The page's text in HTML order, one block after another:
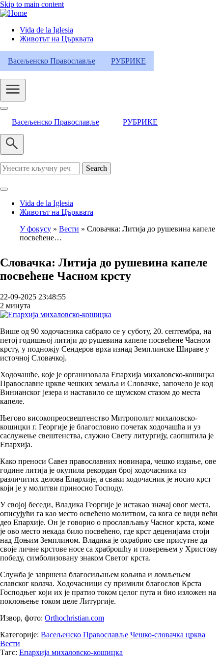
Skip to main content
Header
Category
Menu
Vida de la Iglesia
Животът на Църквата
Васељенско Православље РУБРИКЕ
Васељенско Православље РУБРИКЕ
Search
Vida de la Iglesia
Животът на Църквата
Breadcrumb
У фокусу Вести
Словачка: Литија до рушевина капеле
посвећене…
Словачка: Литија до рушевина капеле
посвећене Часном крсту
22-09-2025 23:48:55
2 минута
Више од 90 ходочасника сабрало се у суботу, 20. септембра, на
петој годишњој литији до рушевина капеле посвећене Часном
крсту, у подножју Сендеров врха изнад Земплинске Шираве у
источној Словачкој.
Ходочашће, које је организовала Епархија михаловско-кошицка
Православне цркве чешких земaља и Словачке, започело је код
Винианског језера и наставило се шумском стазом до места
капеле.
Његово високопреосвештенство Митрополит михаловско-
кошицки г. Георгије је благословио почетак ходочашћа и уз
саслужење свештенства, служио Свету литургију, саопштила је
Епархија.
Како преноси Савез православних новинара, чешко издање, ове
године литија је окупила рекордан број ходочасника из
различитих делова Епархије, а сваки ходочасник је носио крст
који је у молитви приносио Господу.
У својој беседи, Владика Георгије је истакао значај овог места,
описујући га као место освећено молитвом, са кога се види већи
део Епархије. Он је говорио о прослављању Часног крста, коме
је ово место некада било посвећено, где крст деценијама стоји
над Доњим Земплином. Владика је охрабрио све присутне да
своје личне крстове носе са храброшћу и поверењем у Христову
победу, симболизовану знаком Светог крста.
Служба је завршена благосиљањем кољива и ломљењем
славског колача. Ходочасници су примили благослов Крста
Господњег који их је пратио током целог пута и био изложен на
поклоњење током целе Литургије.
Извор, фото: Оrthochristian.com
Категорије: Васељенско Православље Чешко-словачка црква
Вести
Тагс: Епархија михаловско-кошицка